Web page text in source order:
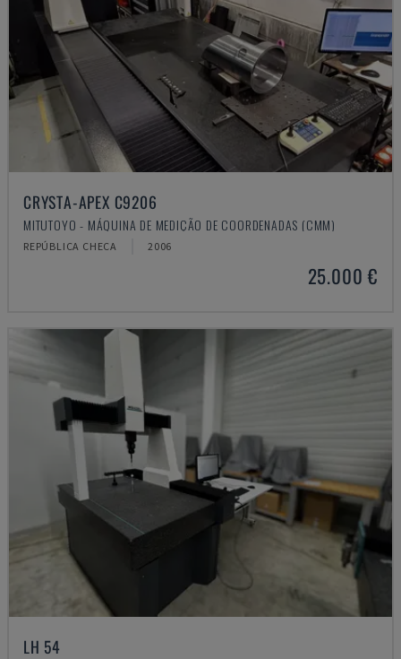
CRYSTA-APEX C9206
MITUTOYO - MÁQUINA DE MEDIÇÃO DE COORDENADAS (CMM)
REPÚBLICA CHECA 2006
25.000 €
LH 54